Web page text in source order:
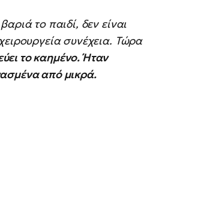
το παιδί, δεν είναι
συνέχεια. Τώρα
το καημένο. Ήταν
από μικρά.